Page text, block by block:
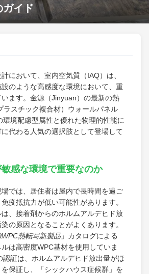
ガイド
において、室内空気質（IAQ）は、
のような高感度な環境において、重
ます。金源（Jinyuan）の最新の熱
ラスチック複合材）ウォールパネル
環境配慮型属性と優れた物理的性能に
代わる人気の選択肢として登場して
感な環境で重要なのか
では、居住者は屋内で長時間を過ご
疫抵抗力が低い可能性があります。
、接着剤からのホルムアルデヒド放
の原因となることがよくあります。
WPC熱転写新製品 」カタログによる
は高密度WPC基材を使用していま
認証は、ホルムアルデヒド放出量がほ
保証し、「シックハウス症候群」を